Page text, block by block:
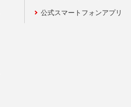
公式スマートフォンアプリ